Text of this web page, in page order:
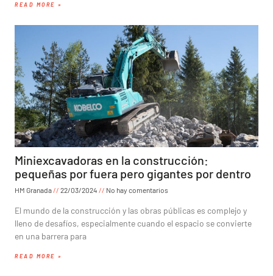
READ MORE »
Miniexcavadoras en la construcción:
pequeñas por fuera pero gigantes por dentro
HM Granada 22/03/2024 No hay comentarios
El mundo de la construcción y las obras públicas es complejo y
lleno de desafíos, especialmente cuando el espacio se convierte
en una barrera para
READ MORE »